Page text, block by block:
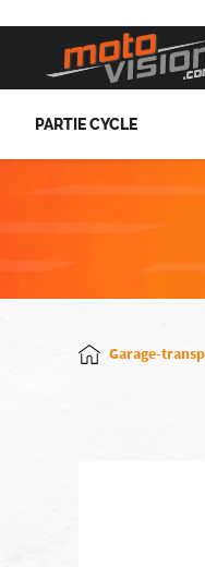
PARTIE CYCLE
Garage-